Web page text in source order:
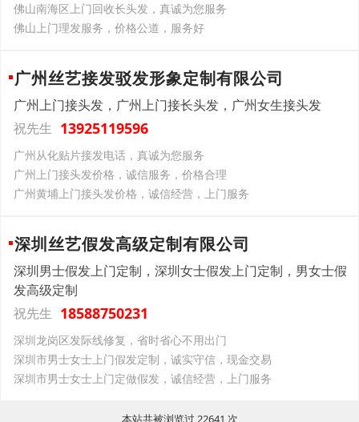
佛山南海区上门回收长头发，真诚为您服务
佛山上门理发服务，价格公道，服务好
广州丝艺接发驳发形象定制有限公司
广州上门接头发，广州上门接长头发，广州女生接头发
祝先生 13925119596
广州从化贴片接发电话，真诚为您服务
广州上门接头发价格，诚信服务，价格合理
广州黄埔上门接头发价格，诚信经营，上门服务
深圳丝艺假发高级定制有限公司
深圳男士假发上门定制，深圳女士假发上门定制，男女士假
发高级定制
祝先生 18588750231
深圳龙岗区发际线修复，省时省心不用出门
深圳市男士女士上门假发定制，诚实守信，现金交易
深圳市男士女士上门定做假发，诚信经营，上门服务
本站共被浏览过 22641 次